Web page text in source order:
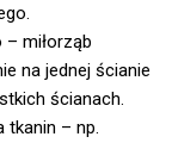
– miłorząb
na jednej ścianie
ścianach.
tkanin – np.